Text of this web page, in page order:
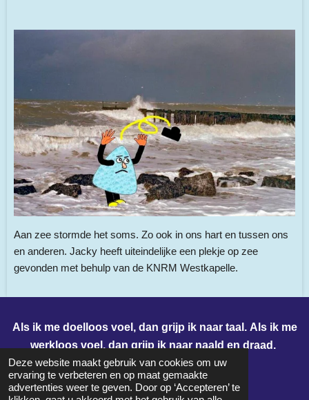
Deze website maakt gebruik van cookies om uw
ervaring te verbeteren en op maat gemaakte
advertenties weer te geven. Door op ‘Accepteren’ te
Aan zee stormde het soms. Zo ook in ons hart en tussen ons
en anderen. Jacky heeft uiteindelijke een plekje op zee
gevonden met behulp van de KNRM Westkapelle.
Als ik me doelloos voel, dan grijp ik naar taal. Als ik me
werkloos voel, dan grijp ik naar naald en draad.
© 2025 CreAda
Powered byJouwWeb